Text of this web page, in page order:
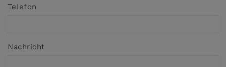
Telefon
Nachricht